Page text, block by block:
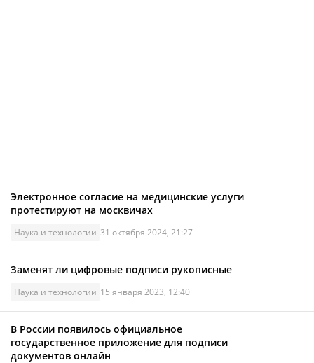
Электронное согласие на медицинские услуги
протестируют на москвичах
Наука и технологии 31 октября 2024, 21:27
Заменят ли цифровые подписи рукописные
Наука и технологии 15 января 2023, 12:40
В России появилось официальное
государственное приложение для подписи
документов онлайн